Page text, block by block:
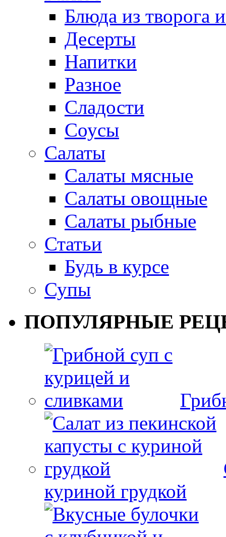
Блюда из творога
Десерты
Напитки
Разное
Сладости
Соусы
Салаты
Салаты мясные
Салаты овощные
Салаты рыбные
Статьи
Будь в курсе
Супы
ПОПУЛЯРНЫЕ
куриной грудкой